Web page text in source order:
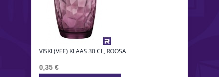
VISKI (VEE) KLAAS 30 CL, ROOSA
0,35 €